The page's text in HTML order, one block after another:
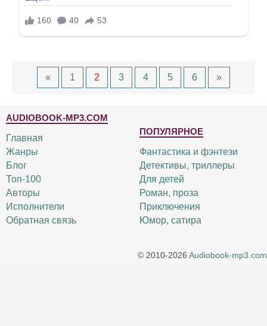
« 1 2 3 4 5 6 »
AUDIOBOOK-MP3.COM
Главная
Жанры
Блог
Топ-100
Авторы
Исполнители
Обратная связь
ПОПУЛЯРНОЕ
Фантастика и фэнтези
Детективы, триллеры
Для детей
Роман, проза
Приключения
Юмор, сатира
© 2010-2026 Audiobook-mp3.com